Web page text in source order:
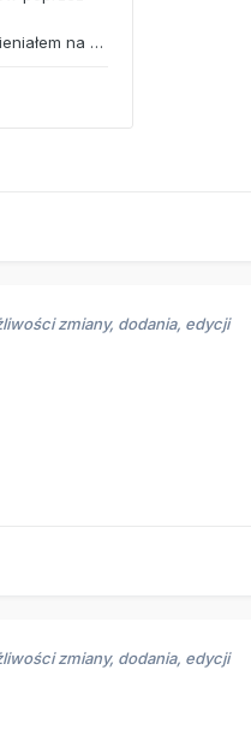
zmiany, dodania, edycji
zmiany, dodania, edycji